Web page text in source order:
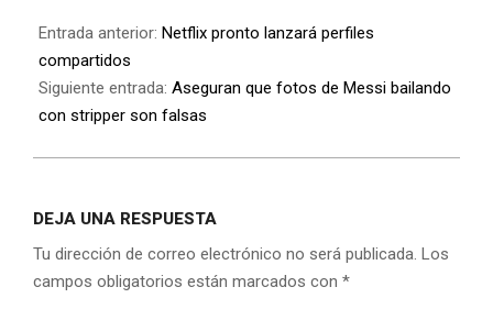
Entrada anterior: Netflix pronto lanzará perfiles
compartidos
Siguiente entrada: Aseguran que fotos de Messi bailando
con stripper son falsas
DEJA UNA RESPUESTA
Tu dirección de correo electrónico no será publicada. Los
campos obligatorios están marcados con *